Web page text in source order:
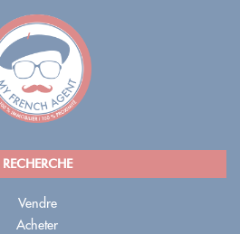
RECHERCHE
Vendre
Acheter